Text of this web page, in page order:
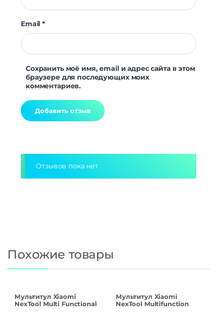
Email*
Сохранить моё имя, email и адрес сайта в этом
браузере для последующих моих
комментариев.
Отзывов пока нет
Похожие товары
Мультитул Xiaomi
NexTool Multi Functional
Мультитул Xiaomi
NexTool Multifunction